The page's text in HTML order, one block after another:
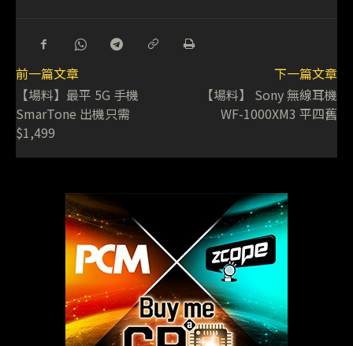
前一篇文章
【場料】最平 5G 手機
SmarTone 出機只需
$1,499
下一篇文章
【場料】 Sony 無線耳機
WF-1000XM3 平四舊